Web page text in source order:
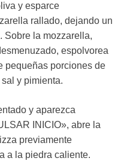
y esparce
rallado, dejando un
Sobre la mozzarella,
espolvorea
pequeñas porciones de
y pimienta.
y aparezca
INICIO», abre la
previamente
a la piedra caliente.